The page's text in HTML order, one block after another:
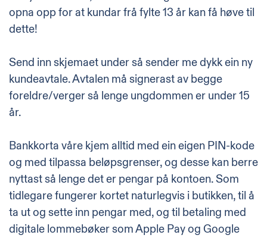
opna opp for at kundar frå fylte 13 år kan få høve til
dette!
Send inn skjemaet under så sender me dykk ein ny
kundeavtale. Avtalen må signerast av begge
foreldre/verger så lenge ungdommen er under 15
år.
Bankkorta våre kjem alltid med ein eigen PIN-kode
og med tilpassa beløpsgrenser, og desse kan berre
nyttast så lenge det er pengar på kontoen. Som
tidlegare fungerer kortet naturlegvis i butikken, til å
ta ut og sette inn pengar med, og til betaling med
digitale lommebøker somApple Payog Google